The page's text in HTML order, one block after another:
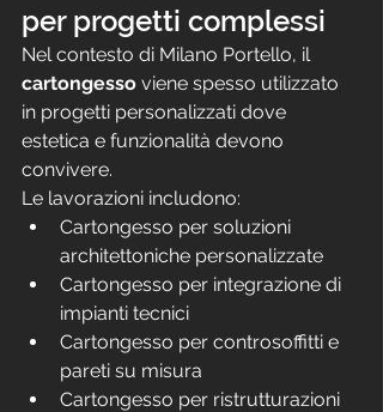
per progetti complessi
Nel contesto di Milano Portello, il
cartongesso viene spesso utilizzato
in progetti personalizzati dove
estetica e funzionalità devono
convivere.
Le lavorazioni includono:
Cartongesso per soluzioni
architettoniche personalizzate
Cartongesso per integrazione di
impianti tecnici
Cartongesso per controsoffitti e
pareti su misura
Cartongesso per ristrutturazioni